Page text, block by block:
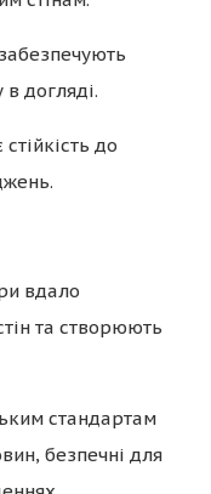
в догляді.
до
вдало
та створюють
стандартам
безпечні для